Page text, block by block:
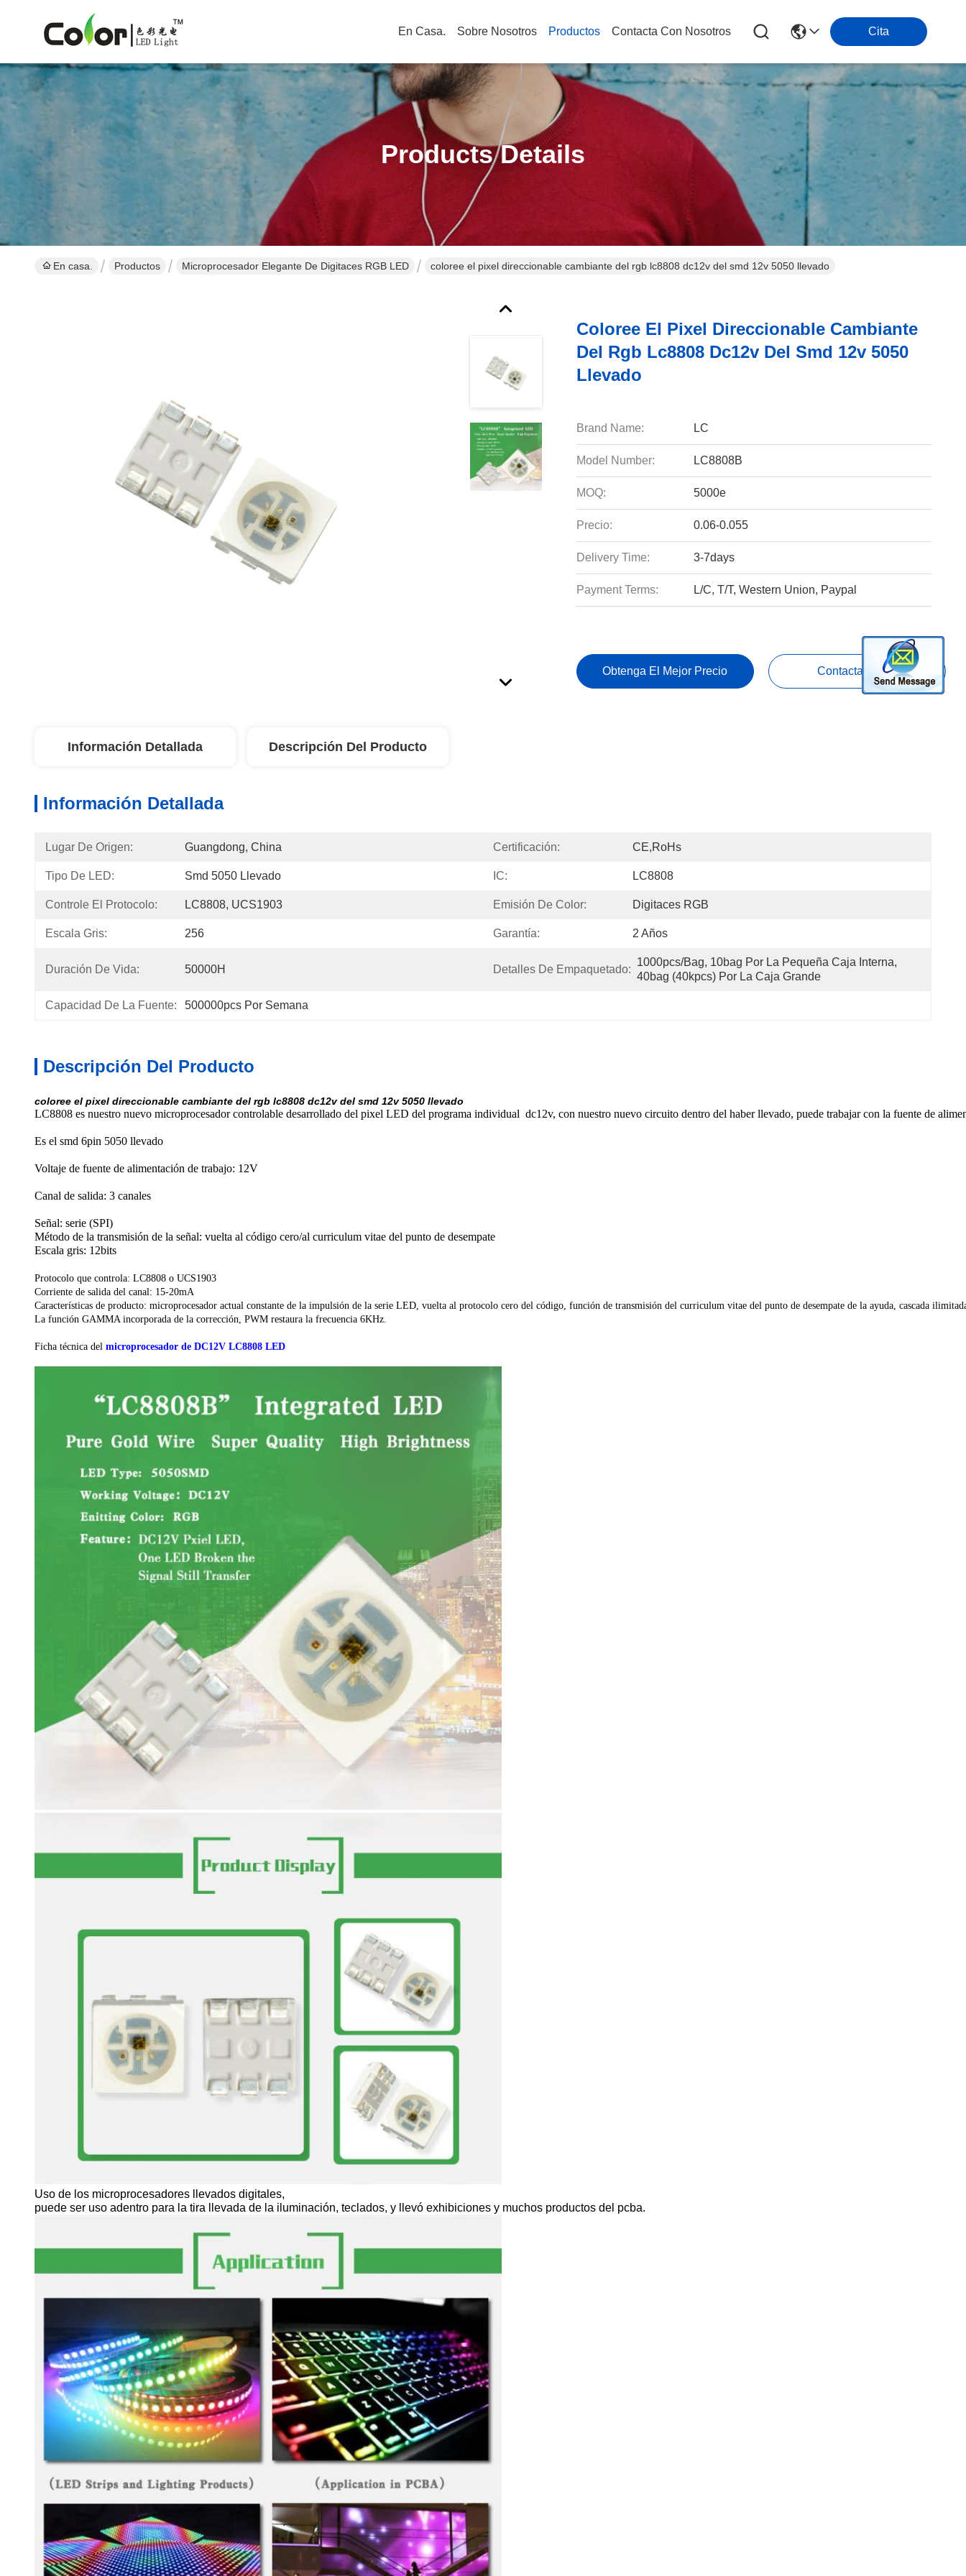
En Casa. Sobre Nosotros Productos Contacta Con Nosotros Cita
Products Details
En casa. Productos Microprocesador Elegante De Digitaces RGB LED coloree el pixel direccionable cambiante del rgb lc8808 dc12v del smd 12v 5050 llevado
Coloree El Pixel Direccionable Cambiante
Del Rgb Lc8808 Dc12v Del Smd 12v 5050
Llevado
Brand Name: LC
Model Number: LC8808B
MOQ: 5000e
Precio: 0.06-0.055
Delivery Time: 3-7days
Payment Terms: L/C, T/T, Western Union, Paypal
Obtenga El Mejor Precio Contacta Ahora
Información Detallada Descripción Del Producto
Información Detallada
Lugar De Origen: Guangdong, China Certificación: CE,RoHs
Tipo De LED: Smd 5050 Llevado IC: LC8808
Controle El Protocolo: LC8808, UCS1903 Emisión De Color: Digitaces RGB
Escala Gris: 256 Garantía: 2 Años
Duración De Vida: 50000H Detalles De Empaquetado:
1000pcs/bag, 10bag Por La Pequeña Caja Interna,
40bag (40kpcs) Por La Caja Grande
Capacidad De La Fuente: 500000pcs Por Semana
Descripción Del Producto
coloree el pixel direccionable cambiante del rgb lc8808 dc12v del smd 12v 5050 llevado
LC8808 es nuestro nuevo microprocesador controlable desarrollado del pixel LED del programa individual dc12v, con nuestro nuevo circuito dentro del haber llevado, puede trabajar con la fuente de
Es el smd 6pin 5050 llevado
Voltaje de fuente de alimentación de trabajo: 12V
Canal de salida: 3 canales
Señal: serie (SPI)
Método de la transmisión de la señal: vuelta al código cero/al curriculum vitae del punto de desempate
Escala gris: 12bits
Corriente de salida del canal: 15-20mA
Características de producto: microprocesador actual constante de la impulsión de la serie LED, vuelta al protocolo cero del código, función de transmisión del curriculum vitae del punto de desempate de la ayuda, cascada
La función GAMMA incorporada de la corrección, PWM restaura la frecuencia 6KHz.
Ficha técnica del microprocesador de DC12V LC8808 LED
Uso de los microprocesadores llevados digitales,
puede ser uso adentro para la tira llevada de la iluminación, teclados, y llevó exhibiciones y muchos productos del pcba.